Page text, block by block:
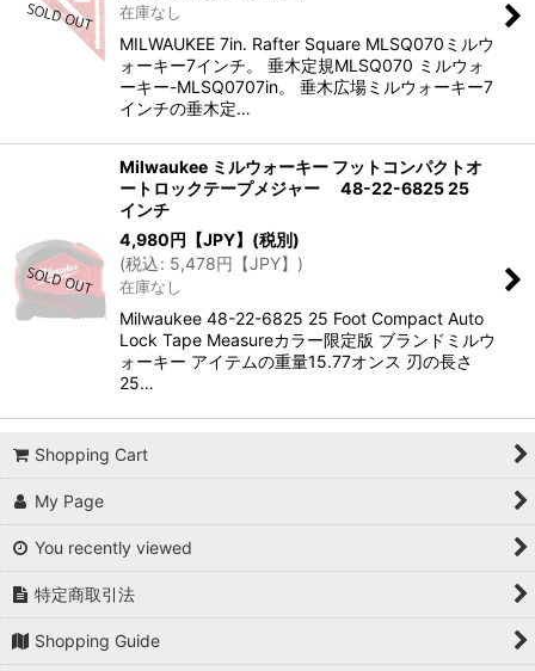
在庫なし
MILWAUKEE 7in. Rafter Square MLSQ070ミルウ
ォーキー7インチ。 垂木定規MLSQ070 ミルウォ
ーキー-MLSQ0707in。 垂木広場ミルウォーキー7
インチの垂木定…
Milwaukee ミルウォーキー フットコンパクトオ
ートロックテープメジャー 48-22-6825 25
インチ
4,980円【JPY】 (税別)
(税込: 5,478円【JPY】 )
在庫なし
Milwaukee 48-22-6825 25 Foot Compact Auto
Lock Tape Measureカラー限定版 ブランドミルウ
ォーキー アイテムの重量15.77オンス 刃の長さ
25…
Shopping Cart
My Page
You recently viewed
特定商取引法
Shopping Guide